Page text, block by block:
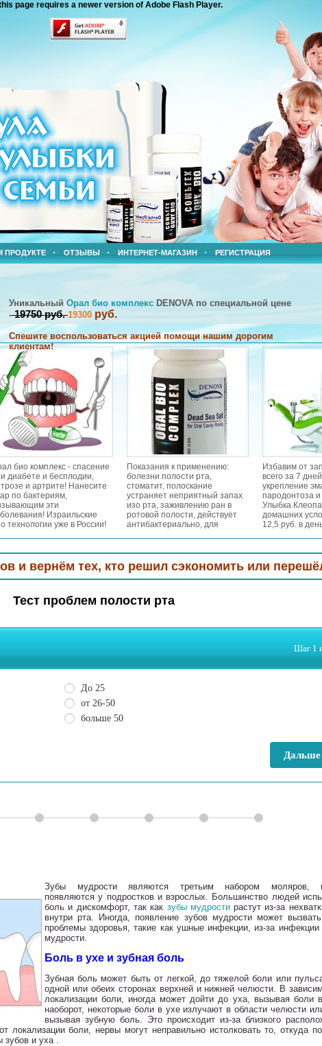
page requires a newer version of Adobe Flash Player.
ПРОДУКТЕ ОТЗЫВЫ ИНТЕРНЕТ-МАГАЗИН РЕГИСТРАЦИЯ
УникальныйОрал био комплекс DENOVA поспециальной цене
-19750 руб.19300 руб.
Спешите воспользоваться акцией помощи нашим дорогим
клиентам!
НАПИШИТЕ НАМ
био комплекс - спасение
диабете и бесплодии,
и артрите! Нанесите
по бактериям,
эти
Израильские
технологии уже в России!
Показания к применению:
болезни полости рта,
стоматит, полоскание
устраняет неприятный запах
изо рта, заживлению ран в
ротовой полости, действует
антибактериально, для
гиперестезии зубов,
пародонтозе и кандидозе, при
аденоидах, ангинах, острых
тонзиллитах, воспалительные
респираторных заболеваниях,
Избавим от
всего за 7
укрепление
пародонтоза и
Улыбка
домашних
12,5 руб. в
тех,кто решил сэкономить или перешёл к
Тест проблем полости рта
Зубы мудрости являются третьим набором моляров,
появляются у подростков и взрослых. Большинство людей
боль и дискомфорт, так как зубы мудростирастут из-за
внутри рта. Иногда, появление зубов мудрости может
проблемы здоровья, такие как ушные инфекции, из-за инфекции
мудрости.
Боль в ухе и зубная боль
Зубная боль может быть от легкой, до тяжелой боли или
одной или обеих сторонах верхней и нижней челюсти. В
локализации боли, иногда может дойти до уха, вызывая боли
наоборот, некоторые боли в ухе излучают в области челюсти
вызывая зубную боль. Это происходит из-за близкого
локализации боли, нервы могут неправильно истолковать то, откуда
зубов и уха .